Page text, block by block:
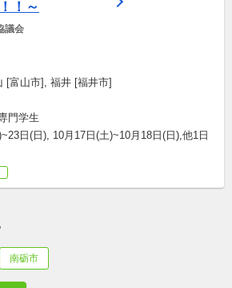
！～
議会
[富山市], 福井 [福井市]
門学生
日(日), 10月17日(土)~10月18日(日),他1日
南砺市